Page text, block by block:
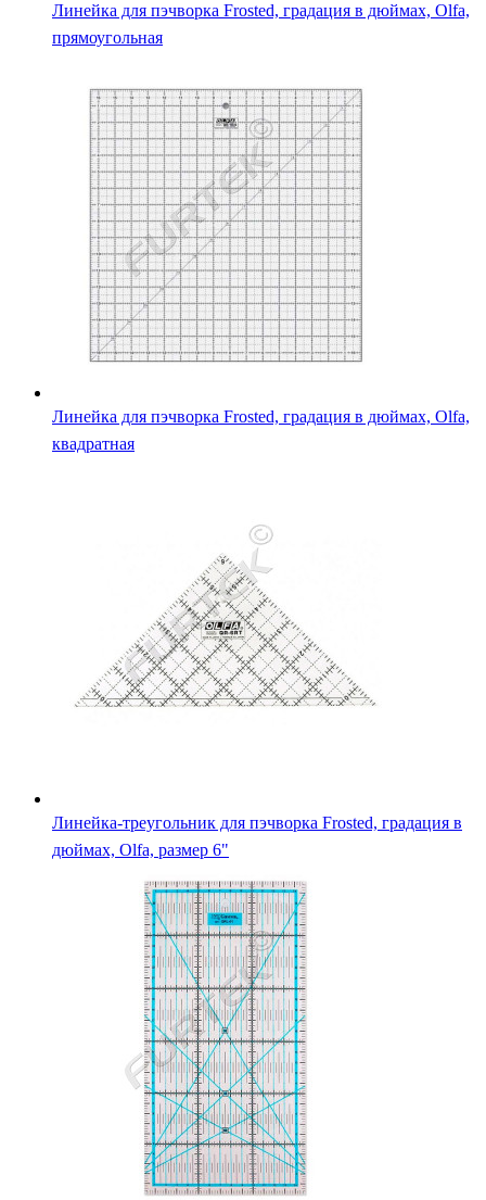
Линейка для пэчворка Frosted, градация в дюймах, Olfa,
прямоугольная
Линейка для пэчворка Frosted, градация в дюймах, Olfa,
квадратная
Линейка-треугольник для пэчворка Frosted, градация в
дюймах, Olfa, размер 6"